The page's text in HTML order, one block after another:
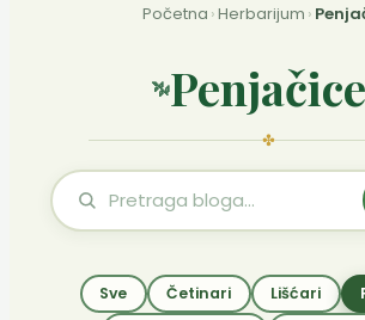
Početna ›Herbarijum ›
Penjačice
✤
Sve Četinari Lišćari